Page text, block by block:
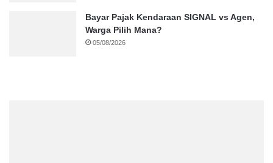
Bayar Pajak Kendaraan SIGNAL vs Agen,
Warga Pilih Mana?
05/08/2026